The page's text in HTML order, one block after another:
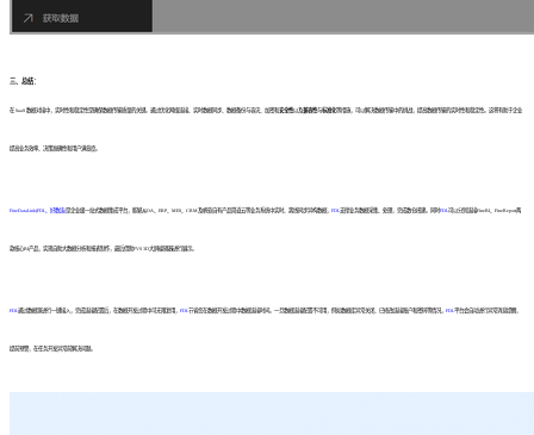
三、总结：
在 SaaS 数据对接中，实时性和稳定性是确保数据传输质量的关键。通过优化网络连接、实时数据同步、数据备份与容灾、加密和 安全性 以及兼容性 与 标准化等措施，可以解决数据传输中的挑战，提高数据传输的实时性和稳定性。这将有助于企业
提高业务效率、决策准确性和用户满意度。
FineDataLink(FDL、好数连)是企业级一站式数据集成平台，能够从OA、ERP、MES、CRM及帆软自有产品简道云等业务系统中实时、离线同步异构数据， FDL支撑业务数据采集、处理，完成数仓搭建。同时 FDL可以分别连接FineBI、FineReport两
款核心BI产品，实现自助大数据分析和报表制作，最后借助FVS 3D大屏编辑器进行展示。
FDL通过数据源进行一键接入，完成连接配置后，在数据开发过程中可无限复用， FDL节省您在数据开发过程中数据连接时间。一旦数据连接配置不可用，例如数据库异常关闭、已修改连接账户和密码等情况， FDL平台会自动进行异常消息提醒，
提前预警，在任务开发异常前解决问题。